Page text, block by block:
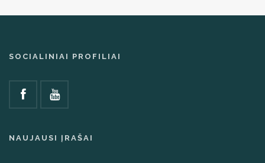
SOCIALINIAI PROFILIAI
NAUJAUSI ĮRAŠAI